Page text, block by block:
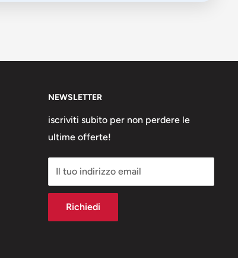
NEWSLETTER
iscriviti subito per non perdere le
ultime offerte!
Il tuo indirizzo email
Richiedi